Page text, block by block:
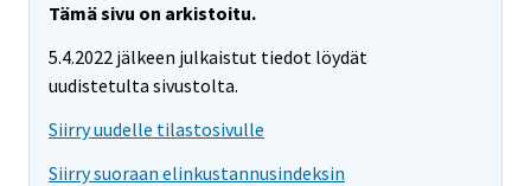
Tämä sivu on arkistoitu.
5.4.2022 jälkeen julkaistut tiedot löydät
uudistetulta sivustolta.
Siirry uudelle tilastosivulle
Siirry suoraan elinkustannusindeksin